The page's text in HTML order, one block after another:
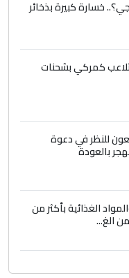
ضحايا
خسارة كبيرة بذخائر
تلاعب كمركي بشحنات
للنظر في دعوة
بالعودة
الغذائية بأكثر من